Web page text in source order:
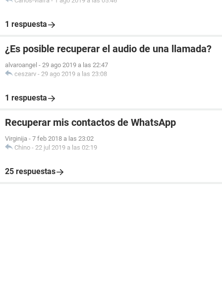
1 respuesta
¿Es posible recuperar el audio de una llamada?
alvaroangel - 29 ago 2019 a las 22:47
ceszarv - 29 ago 2019 a las 23:08
1 respuesta
Recuperar mis contactos de WhatsApp
Virginija - 7 feb 2018 a las 23:02
Chino - 22 jul 2019 a las 02:19
25 respuestas